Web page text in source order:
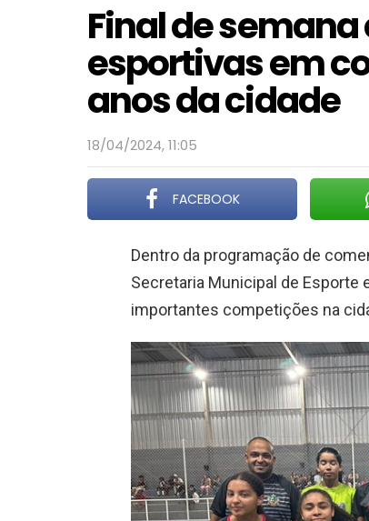
Final de
esportivas em
anos da cidade
18/04/2024, 11:05
FACEBOOK
Dentro da programação de
Secretaria Municipal de Esporte
importantes competições na